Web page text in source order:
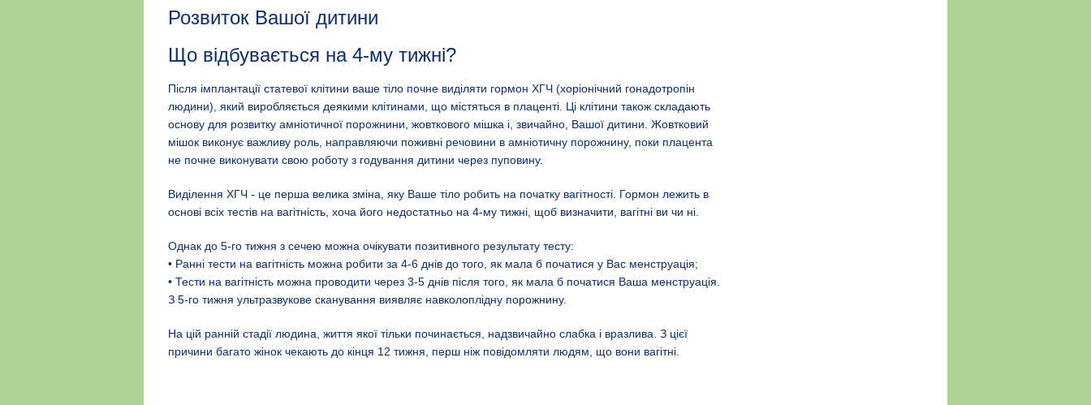
Розвиток Вашої дитини
Що відбувається на 4-му тижні?
Після імплантації статевої клітини ваше тіло почне виділяти гормон ХГЧ (хоріонічний гонадотропін
людини), який виробляється деякими клітинами, що містяться в плаценті. Ці клітини також складають
основу для розвитку амніотичної порожнини, жовткового мішка і, звичайно, Вашої дитини. Жовтковий
мішок виконує важливу роль, направляючи поживні речовини в амніотичну порожнину, поки плацента
не почне виконувати свою роботу з годування дитини через пуповину.
Виділення ХГЧ - це перша велика зміна, яку Ваше тіло робить на початку вагітності. Гормон лежить в
основі всіх тестів на вагітність, хоча його недостатньо на 4-му тижні, щоб визначити, вагітні ви чи ні.
Однак до 5-го тижня з сечею можна очікувати позитивного результату тесту:
• Ранні тести на вагітність можна робити за 4-6 днів до того, як мала б початися у Вас менструація;
• Тести на вагітність можна проводити через 3-5 днів після того, як мала б початися Ваша менструація.
З 5-го тижня ультразвукове сканування виявляє навколоплідну порожнину.
На цій ранній стадії людина, життя якої тільки починається, надзвичайно слабка і вразлива. З цієї
причини багато жінок чекають до кінця 12 тижня, перш ніж повідомляти людям, що вони вагітні.